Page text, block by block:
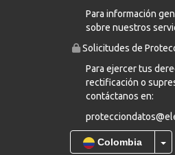
Para información
sobre nuestros
Solicitudes de
Para ejercer tus
rectificación o
contáctanos en:
Colombia